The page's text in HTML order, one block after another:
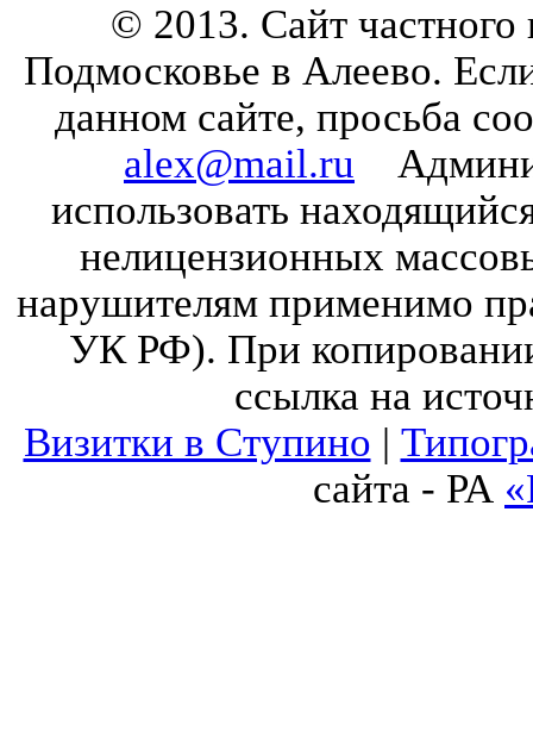
© 2013. Сайт частного
Подмосковье в Алеево.
данном сайте, просьба
alex@mail.ru
использовать
нелицензионных
нарушителям применимо
УК РФ). При копировании
ссылка на
Визитки в Ступино |
сайта - РА